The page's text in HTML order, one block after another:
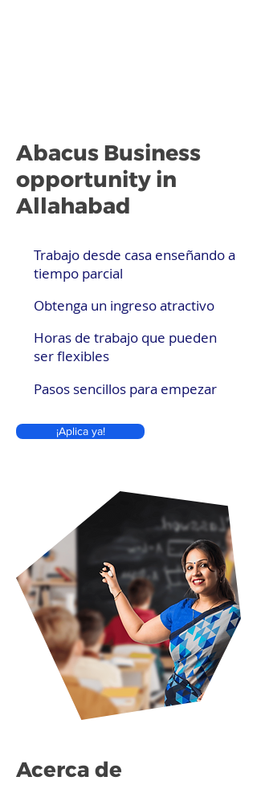
Abacus Business
opportunity in
Allahabad
Trabajo desde casa enseñando a
tiempo parcial
Obtenga un ingreso atractivo
Horas de trabajo que pueden
ser flexibles
Pasos sencillos para empezar
¡Aplica ya!
Acerca de